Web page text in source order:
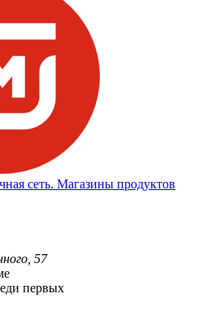
сеть. Магазины продуктов
57
первых